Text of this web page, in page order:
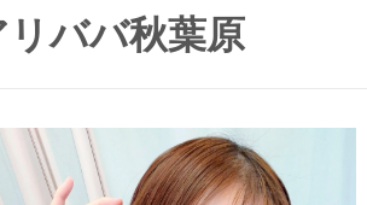
リババ秋葉原